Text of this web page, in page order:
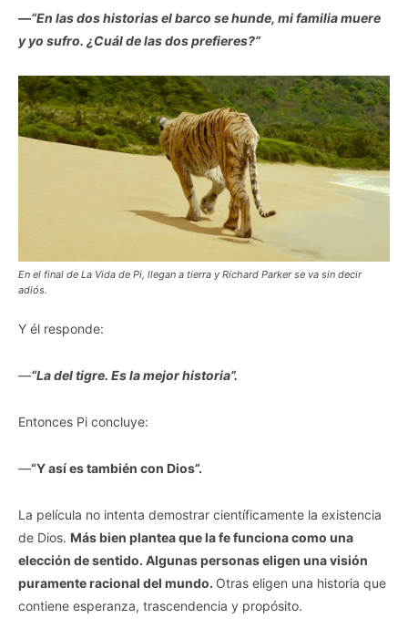
—“En las dos historias el barco se hunde, mi familia muere
y yo sufro. ¿Cuál de las dos prefieres?”
En el final de La Vida de Pi, llegan a tierra y Richard Parker se va sin decir
adiós.
Y él responde:
—“La del tigre. Es la mejor historia”.
Entonces Pi concluye:
—“Y así es también con Dios”.
La película no intenta demostrar científicamente la existencia
de Dios. Más bien plantea que la fe funciona como una
elección de sentido. Algunas personas eligen una visión
puramente racional del mundo. Otras eligen una historia que
contiene esperanza, trascendencia y propósito.